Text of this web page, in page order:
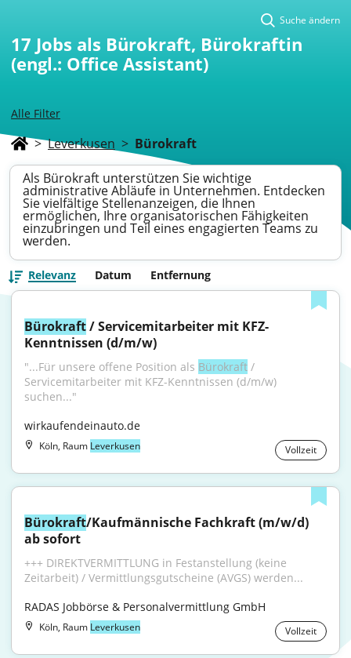
Alle Filter
Suche ändern
17 Jobs als Bürokraft, Bürokraftin
(engl.: Office Assistant)
> Leverkusen > Bürokraft
Als Bürokraft unterstützen Sie wichtige
administrative Abläufe in Unternehmen. Entdecken
Sie vielfältige Stellenanzeigen, die Ihnen
ermöglichen, Ihre organisatorischen Fähigkeiten
einzubringen und Teil eines engagierten Teams zu
werden.
Relevanz Datum Entfernung
Bürokraft / Servicemitarbeiter mit KFZ-
Kenntnissen (d/m/w)
"...Für unsere offene Position als Bürokraft /
Servicemitarbeiter mit KFZ-Kenntnissen (d/m/w)
suchen..."
wirkaufendeinauto.de
Köln, Raum Leverkusen Vollzeit
Bürokraft/Kaufmännische Fachkraft (m/w/d)
ab sofort
+++ DIREKTVERMITTLUNG in Festanstellung (keine
Zeitarbeit) / Vermittlungsgutscheine (AVGS) werden...
RADAS Jobbörse & Personalvermittlung GmbH
Köln, Raum Leverkusen Vollzeit